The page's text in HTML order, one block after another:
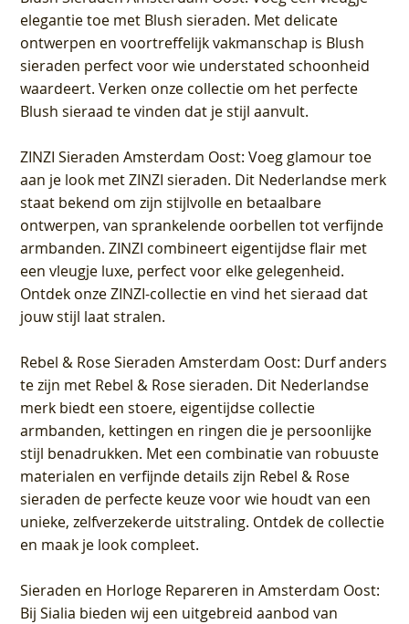
elegantie toe met Blush sieraden. Met delicate
ontwerpen en voortreffelijk vakmanschap is Blush
sieraden perfect voor wie understated schoonheid
waardeert. Verken onze collectie om het perfecte
Blush sieraad te vinden dat je stijl aanvult.
ZINZI Sieraden Amsterdam Oost: Voeg glamour toe
aan je look met ZINZI sieraden. Dit Nederlandse merk
staat bekend om zijn stijlvolle en betaalbare
ontwerpen, van sprankelende oorbellen tot verfijnde
armbanden. ZINZI combineert eigentijdse flair met
een vleugje luxe, perfect voor elke gelegenheid.
Ontdek onze ZINZI-collectie en vind het sieraad dat
jouw stijl laat stralen.
Rebel & Rose Sieraden Amsterdam Oost: Durf anders
te zijn met Rebel & Rose sieraden. Dit Nederlandse
merk biedt een stoere, eigentijdse collectie
armbanden, kettingen en ringen die je persoonlijke
stijl benadrukken. Met een combinatie van robuuste
materialen en verfijnde details zijn Rebel & Rose
sieraden de perfecte keuze voor wie houdt van een
unieke, zelfverzekerde uitstraling. Ontdek de collectie
en maak je look compleet.
Sieraden en Horloge Repareren in Amsterdam Oost:
Bij Sialia bieden wij een uitgebreid aanbod van